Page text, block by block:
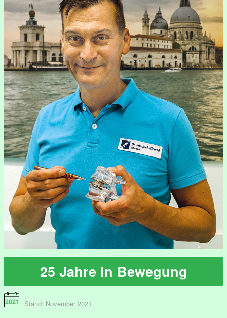
25 Jahre in Bewegung
Stand: November 2021